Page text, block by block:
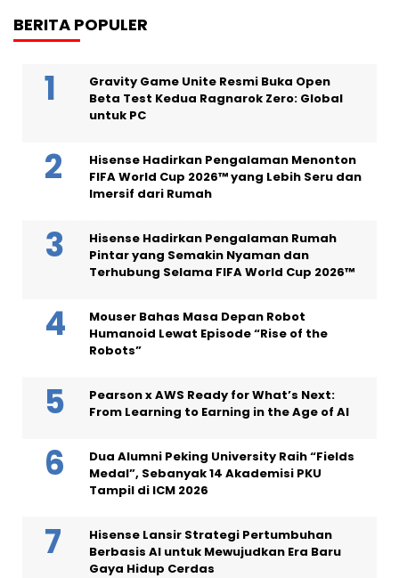
BERITA POPULER
Gravity Game Unite Resmi Buka Open
Beta Test Kedua Ragnarok Zero: Global
untuk PC
Hisense Hadirkan Pengalaman Menonton
FIFA World Cup 2026™ yang Lebih Seru dan
Imersif dari Rumah
Hisense Hadirkan Pengalaman Rumah
Pintar yang Semakin Nyaman dan
Terhubung Selama FIFA World Cup 2026™
Mouser Bahas Masa Depan Robot
Humanoid Lewat Episode “Rise of the
Robots”
Pearson x AWS Ready for What’s Next:
From Learning to Earning in the Age of AI
Dua Alumni Peking University Raih “Fields
Medal”, Sebanyak 14 Akademisi PKU
Tampil di ICM 2026
Hisense Lansir Strategi Pertumbuhan
Berbasis AI untuk Mewujudkan Era Baru
Gaya Hidup Cerdas